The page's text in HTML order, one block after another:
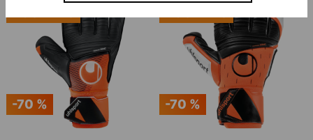
-70 % -70 %